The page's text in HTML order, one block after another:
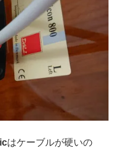
はケーブルが硬いの